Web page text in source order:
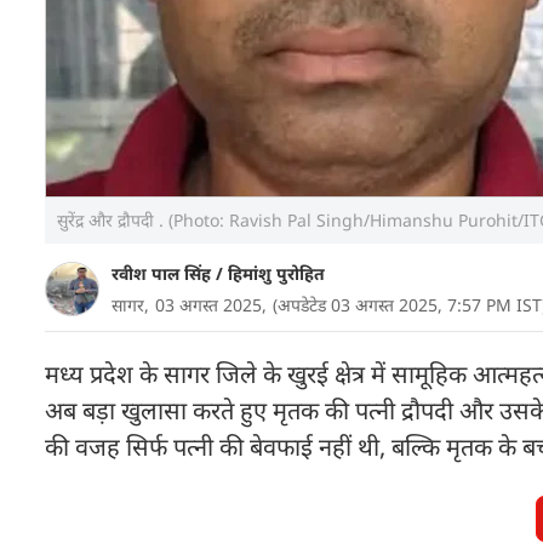
सुरेंद्र और द्रौपदी . (Photo: Ravish Pal Singh/Himanshu Purohit/
रवीश पाल सिंह/ हिमांशु पुरोहित
सागर, 03 अगस्त 2025, (अपडेटेड 03 अगस्त 2025, 7:57 PM
मध्य प्रदेश के सागर जिले के खुरई क्षेत्र में सामूहिक
अब बड़ा खुलासा करते हुए मृतक की पत्नी द्रौपदी और
की वजह सिर्फ पत्नी की बेवफाई नहीं थी, बल्कि मृतक के